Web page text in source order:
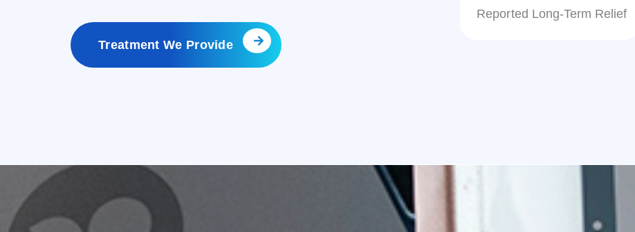
Treatment We Provide
Reported Long-Term Relief